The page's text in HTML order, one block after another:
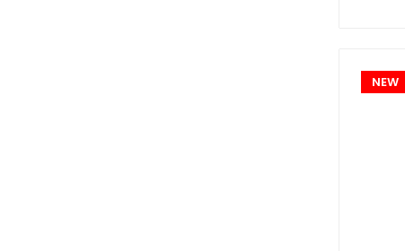
NEW